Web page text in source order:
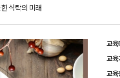
식탁의 미래
교육
교육
교육